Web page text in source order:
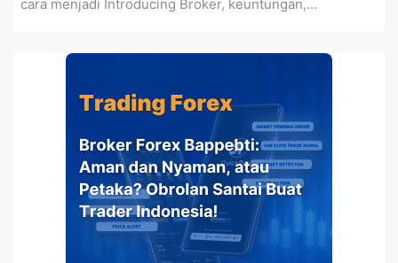
cara menjadi Introducing Broker, keuntungan,...